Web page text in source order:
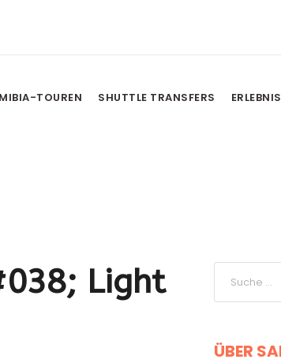
TOUREN SHUTTLE TRANSFERS
Light
ÜBER